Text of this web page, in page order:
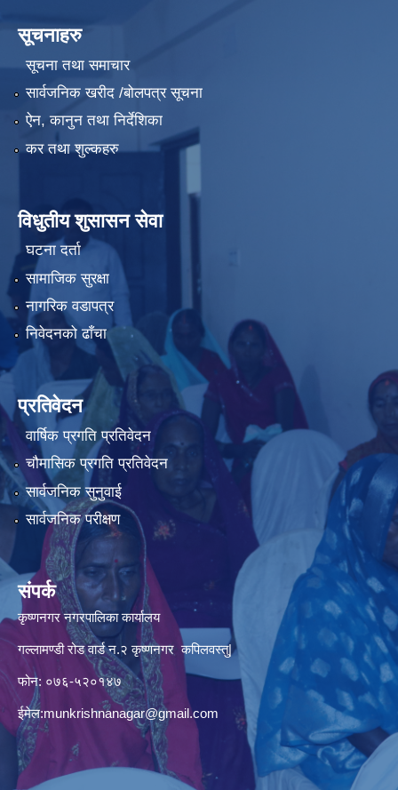
सूचनाहरु
सूचना तथा समाचार
सार्वजनिक खरीद /बोलपत्र सूचना
ऐन, कानुन तथा निर्देशिका
कर तथा शुल्कहरु
विधुतीय शुसासन सेवा
घटना दर्ता
सामाजिक सुरक्षा
नागरिक वडापत्र
निवेदनको ढाँचा
प्रतिवेदन
वार्षिक प्रगति प्रतिवेदन
चौमासिक प्रगति प्रतिवेदन
सार्वजनिक सुनुवाई
सार्वजनिक परीक्षण
संपर्क
कृष्णनगर नगरपालिका कार्यालय
गल्लामण्डी रोड वार्ड न.२ कृष्णनगर कपिलवस्तु|
फोन: ०७६-५२०१४७
ईमेल:munkrishnanagar@gmail.com